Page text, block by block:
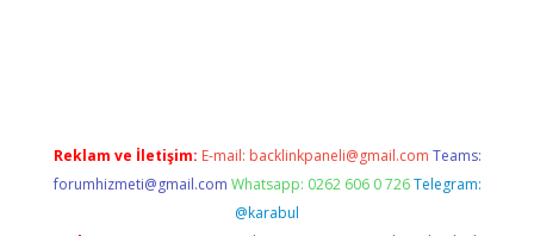
Reklam ve İletişim: E-mail: backlinkpaneli@gmail.com Teams:
forumhizmeti@gmail.com Whatsapp: 0262 606 0 726 Telegram:
@karabul